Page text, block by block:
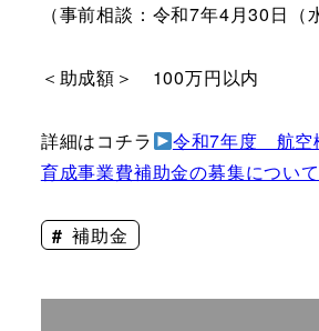
（事前相談：令和7年4月30日（
＜助成額＞ 100万円以内
詳細はコチラ
令和7年度 航空
育成事業費補助金の募集について
補助金